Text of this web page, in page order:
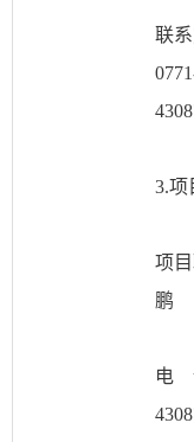
联
3.项
项
鹏
电